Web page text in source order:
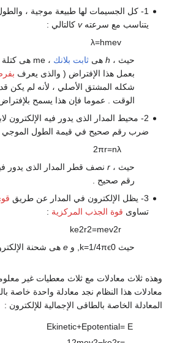
1- كل الجسيمات لها طبيعة موجية ، والطول الموجي للإلكترون
يتناسب مع سرعتهv كالتالي :
λ=hmev
حيث ، hهى ثابت بلانك ، me
هى كتلة
بعمل هذا الإفتراض ( والذى يعرف
شكله المشتق الأصلي ، لأنه لم يكن
الوقت . عموما فإن هذا يسمح
2- محيط المدار الذى يدور فيه الإلكترون
ضرب رقم صحيح في قيمة الطول الموجي
2πr=nλ
حيث ، rنصف قطر المدار الذى يدور
رقم صحيح .
3- يظل الإلكترون في المدار عن طريق
تساوى قوة الجذب المركزية :
ke2r2=mev2r
حيث
k=1/4πϵ0 , و eهى شحنة
وهذه ثلاث معادلات مع ثلاث معطيات غير
معادلات هذا النظام نجد معادلة واحدة خاصة
المعادلة الخاصة بالطاقى الإجمالية للإلكترون :
E
=
Ekinetic+Epotential